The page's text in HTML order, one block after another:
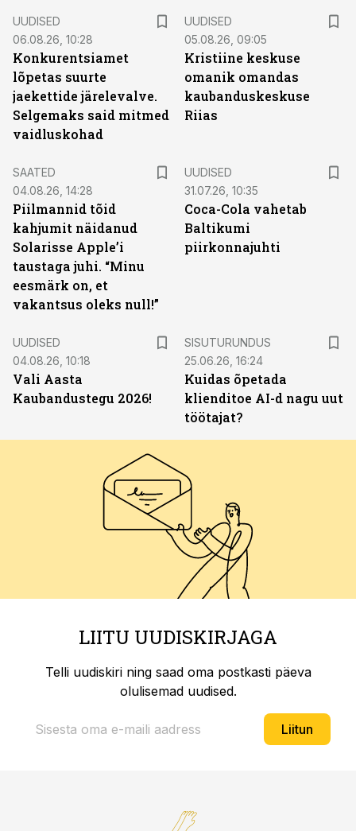
UUDISED
06.08.26, 10:28
Konkurentsiamet
lõpetas suurte
jaekettide järelevalve.
Selgemaks said mitmed
vaidluskohad
UUDISED
05.08.26, 09:05
Kristiine keskuse
omanik omandas
kaubanduskeskuse
Riias
SAATED
04.08.26, 14:28
Piilmannid tõid
kahjumit näidanud
Solarisse Apple’i
taustaga juhi. “Minu
eesmärk on, et
vakantsus oleks null!”
UUDISED
31.07.26, 10:35
Coca-Cola vahetab
Baltikumi
piirkonnajuhti
UUDISED
04.08.26, 10:18
Vali Aasta
Kaubandustegu 2026!
SISUTURUNDUS
25.06.26, 16:24
Kuidas õpetada
klienditoe AI-d nagu uut
töötajat?
LIITU UUDISKIRJAGA
Telli uudiskiri ning saad oma postkasti päeva
olulisemad uudised.
Liitun